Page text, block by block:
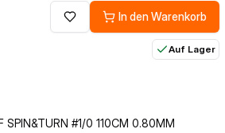
Zur Wunschliste hinzufügen
In den Warenkorb
Auf Lager
SPIN&TURN #1/0 110CM 0.80MM